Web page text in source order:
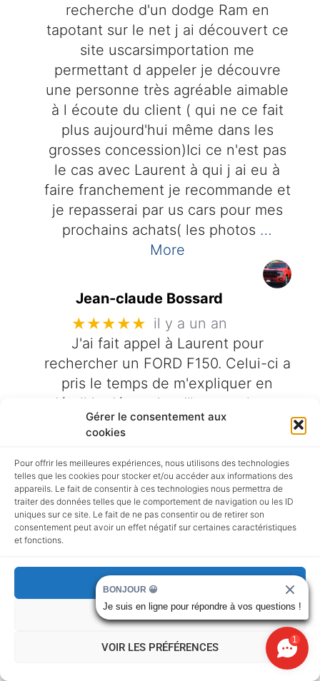
Gérer le consentement aux
cookies
Pour offrir les meilleures expériences, nous utilisons des technologies
telles que les cookies pour stocker et/ou accéder aux informations des
appareils. Le fait de consentir à ces technologies nous permettra de
traiter des données telles que le comportement de navigation ou les ID
uniques sur ce site. Le fait de ne pas consentir ou de retirer son
consentement peut avoir un effet négatif sur certaines caractéristiques
et fonctions.
ACCEPTER
REFUSER
VOIR LES PRÉFÉRENCES
recherche d'un dodge Ram en
tapotant sur le net j ai découvert ce
site uscarsimportation me
permettant d appeler je découvre
une personne très agréable aimable
à l écoute du client ( qui ne ce fait
plus aujourd'hui même dans les
grosses concession)Ici ce n'est pas
le cas avec Laurent à qui j ai eu à
faire franchement je recommande et
je repasserai par us cars pour mes
prochains achats( les photos …
More
Jean-claude Bossard
★★★★★ il y a un an
J'ai fait appel à Laurent pour
rechercher un FORD F150. Celui-ci a
pris le temps de m'expliquer en
détail la démarche d'importation et
m'a envoyé une sélection de
pouvaient m'intéresser, il m'a fourni
les infos sur ceux ci (provenance du
véhicule, carfax, prix total
importé....). En final je me suis
orienté sur un F150 V8 de 2020
vendu en ALLEMAGNE en
provenance du CANADA. Tout a été
bouclé en 4 mois et demi (de la
commande à la carte grise). … More
1
BONJOUR 😀
Je suis en ligne pour répondre à vos questions !